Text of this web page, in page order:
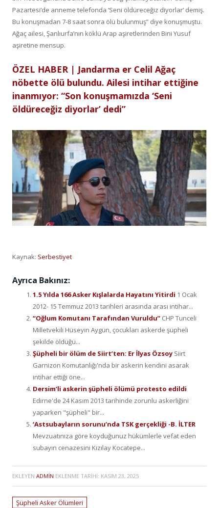
Pazartesi’de anneme telefonda ‘Seni öldüreceğiz diyorlar’ demiş.
Bu konuşmadan 7-8 saat sonra ölü bulunmuş” diye konuşmuştu.
Ağaç ailesi, Şanlıurfa’nın köklü Arap aşiretlerinden Bini Yusuf
aşiretine mensup.
ÖZEL HABER | Jandarma er Celil Ağaç
nöbette ölü bulundu. Ailesi intihar ettiğine
inanmıyor: “Son konuşmamızda ‘Seni
öldüreceğiz diyorlar’ dedi”
Kaynak: Serbestiyet
Ayrıca Bakınız:
1.5 Yılda 166 Asker Kışlalarda Hayatını Yitirdi 1 Ocak
2012- 15 Temmuz 2013 tarihleri arasında arası intihar...
“Oğlum Komutanı Tarafından Vuruldu” CHP Tunceli
Milletvekili Hüseyin Aygün, çocukları askerde şüpheli
şekilde öldüğü...
Şüpheli bir ölüm de Siirt’ten: Er İlyas Özsoy Siirt
Garnizon Komutanlığı'nda bir askerin kendini asarak
intihar ettiği öne...
Dersim’li askerin şüpheli ölümü protesto edildi
Edirne'de 24 Kasım 2013 tarihinde zorunlu askerliğini
yaparken "şüpheli" bir...
‘Astsubayların sorunu’nda TSK gerçekliği -B. İLTER
Mevzuatınıza göre koyduğunuz hükümlerle vefat eden
subayın cenazesini Kızılay Kocatepe...
EKLEYEN ADMIN EKLENME TARIHI: KASIM 23, 2025
Şüpheli Asker Ölümleri